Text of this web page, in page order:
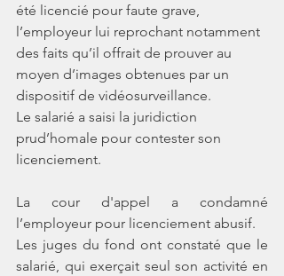
été licencié pour faute grave,
l’employeur lui reprochant notamment
des faits qu’il offrait de prouver au
moyen d’images obtenues par un
dispositif de vidéosurveillance.
Le salarié a saisi la juridiction
prud’homale pour contester son
licenciement.
La cour d'appel a condamné
l’employeur pour licenciement abusif.
Les juges du fond ont constaté que le
salarié, qui exerçait seul son activité en